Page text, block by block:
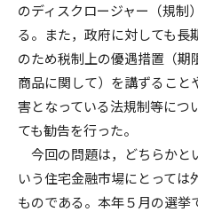
のディスクロージャー（規制
る。また，政府に対しても長
のため税制上の優遇措置（
商品に関して）を講ずるこ
害となっている法規制等につ
ても勧告を行った。
今回の問題は，どちらかと
いう住宅金融市場にとって
ものである。本年５月の選